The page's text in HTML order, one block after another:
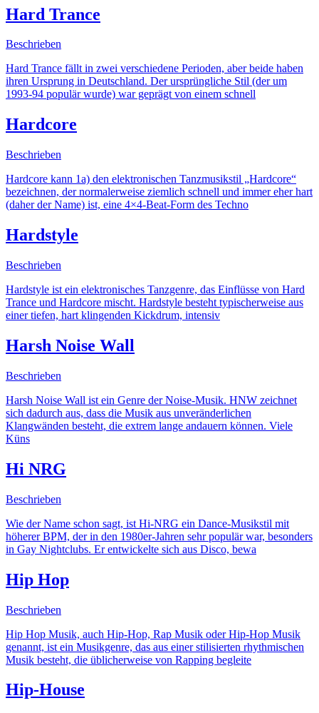
Hard Trance
Beschrieben
Hard Trance fällt in zwei verschiedene Perioden, aber beide haben
ihren Ursprung in Deutschland. Der ursprüngliche Stil (der um
1993-94 populär wurde) war geprägt von einem schnell
Hardcore
Beschrieben
Hardcore kann 1a) den elektronischen Tanzmusikstil „Hardcore“
bezeichnen, der normalerweise ziemlich schnell und immer eher hart
(daher der Name) ist, eine 4×4-Beat-Form des Techno
Hardstyle
Beschrieben
Hardstyle ist ein elektronisches Tanzgenre, das Einflüsse von Hard
Trance und Hardcore mischt. Hardstyle besteht typischerweise aus
einer tiefen, hart klingenden Kickdrum, intensiv
Harsh Noise Wall
Beschrieben
Harsh Noise Wall ist ein Genre der Noise-Musik. HNW zeichnet
sich dadurch aus, dass die Musik aus unveränderlichen
Klangwänden besteht, die extrem lange andauern können. Viele
Küns
Hi NRG
Beschrieben
Wie der Name schon sagt, ist Hi-NRG ein Dance-Musikstil mit
höherer BPM, der in den 1980er-Jahren sehr populär war, besonders
in Gay Nightclubs. Er entwickelte sich aus Disco, bewa
Hip Hop
Beschrieben
Hip Hop Musik, auch Hip-Hop, Rap Musik oder Hip-Hop Musik
genannt, ist ein Musikgenre, das aus einer stilisierten rhythmischen
Musik besteht, die üblicherweise von Rapping begleite
Hip-House